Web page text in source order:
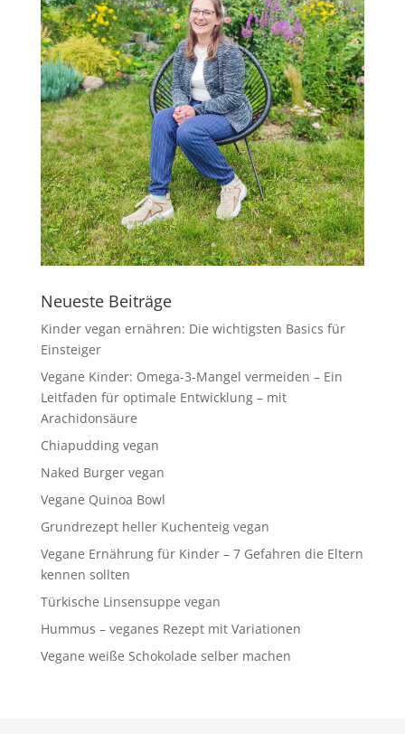
Neueste Beiträge
Kinder vegan ernähren: Die wichtigsten Basics für
Einsteiger
Vegane Kinder: Omega-3-Mangel vermeiden – Ein
Leitfaden für optimale Entwicklung – mit
Arachidonsäure
Chiapudding vegan
Naked Burger vegan
Vegane Quinoa Bowl
Grundrezept heller Kuchenteig vegan
Vegane Ernährung für Kinder – 7 Gefahren die Eltern
kennen sollten
Türkische Linsensuppe vegan
Hummus – veganes Rezept mit Variationen
Vegane weiße Schokolade selber machen